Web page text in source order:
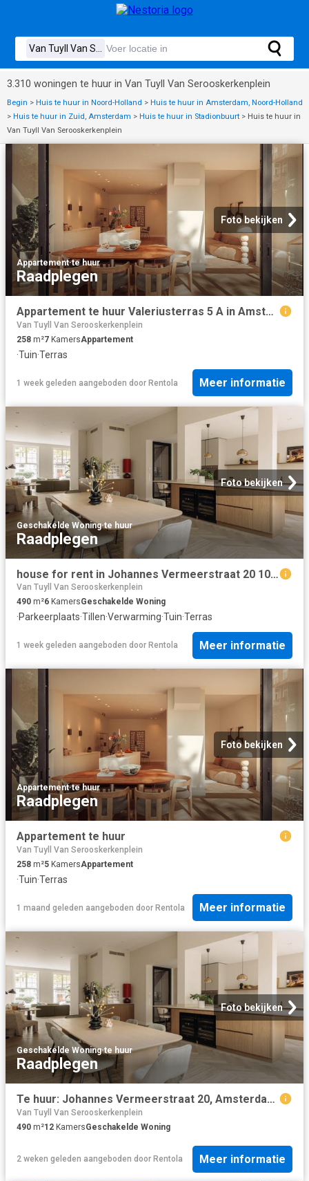
3.310 woningen te huur in Van Tuyll Van Serooskerkenplein
Begin > Huis te huur in Noord-Holland > Huis te huur in Amsterdam, Noord-Holland
> Huis te huur in Zuid, Amsterdam > Huis te huur in Stadionbuurt > Huis te huur in
Van Tuyll Van Serooskerkenplein
Foto bekijken
Appartement·te huur
Raadplegen
Appartement te huur Valeriusterras 5 A in Amsterdam voor € 13.500
Van Tuyll Van Serooskerkenplein
258 m²7 KamersAppartement
·Tuin·Terras
1 week geleden aangeboden door Rentola Meer informatie
Foto bekijken
Geschakelde Woning·te huur
Raadplegen
house for rent in Johannes Vermeerstraat 20 1071DR Amsterdam Johannes Vermeerbuurt Amsterdam
Van Tuyll Van Serooskerkenplein
490 m²6 KamersGeschakelde Woning
·Parkeerplaats·Tillen·Verwarming·Tuin·Terras
1 week geleden aangeboden door Rentola Meer informatie
Foto bekijken
Appartement·te huur
Raadplegen
Appartement te huur
Van Tuyll Van Serooskerkenplein
258 m²5 KamersAppartement
·Tuin·Terras
1 maand geleden aangeboden door Rentola Meer informatie
Foto bekijken
Geschakelde Woning·te huur
Raadplegen
Te huur: Johannes Vermeerstraat 20, Amsterdam | Broersma Werken & Wonen
Van Tuyll Van Serooskerkenplein
490 m²12 KamersGeschakelde Woning
2 weken geleden aangeboden door Rentola Meer informatie